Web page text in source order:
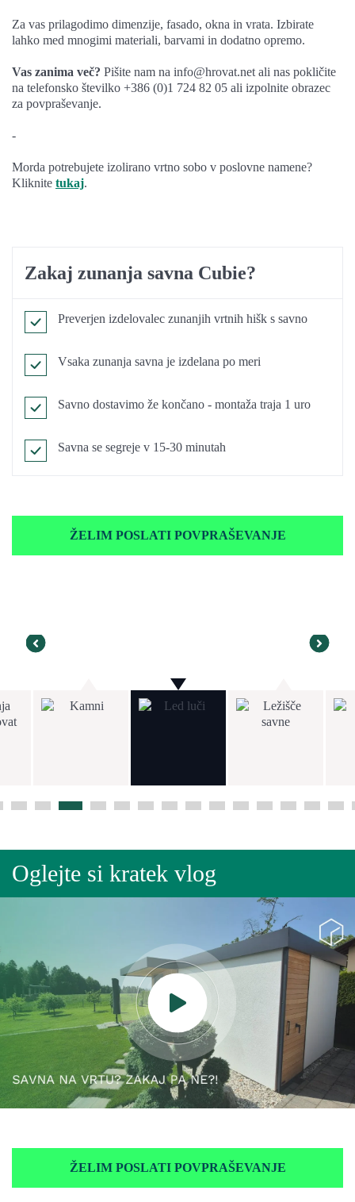
Za vas prilagodimo dimenzije, fasado, okna in vrata. Izbirate
lahko med mnogimi materiali, barvami in dodatno opremo.
Vas zanima več? Pišite nam na info@hrovat.net ali nas pokličite
na telefonsko številko +386 (0)1 724 82 05 ali izpolnite obrazec
za povpraševanje.
-
Morda potrebujete izolirano vrtno sobo v poslovne namene?
Kliknite tukaj.
Zakaj zunanja savna Cubie?
Preverjen izdelovalec zunanjih vrtnih hišk s savno
Vsaka zunanja savna je izdelana po meri
Savno dostavimo že končano - montaža traja 1 uro
Savna se segreje v 15-30 minutah
ŽELIM POSLATI POVPRAŠEVANJE
Oglejte si kratek vlog
ŽELIM POSLATI POVPRAŠEVANJE